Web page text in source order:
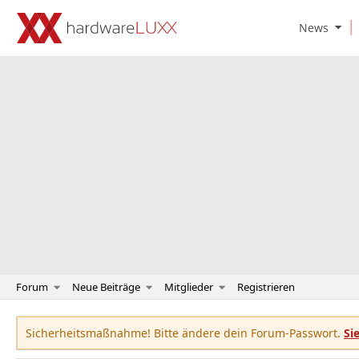
News O
Forum Neue Beiträge Mitglieder Registrieren
Sicherheitsmaßnahme! Bitte ändere dein Forum-Passwort.